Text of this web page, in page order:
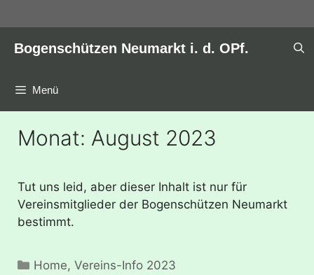
Inhalt
springen
Bogenschützen Neumarkt i. d. OPf.
Menü
Monat: August 2023
Tut uns leid, aber dieser Inhalt ist nur für
Vereinsmitglieder der Bogenschützen Neumarkt
bestimmt.
Kategorien
Home,Vereins-Info 2023